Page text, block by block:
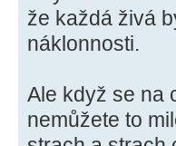
že každá živá
náklonnosti.
Ale když se na
nemůžete to